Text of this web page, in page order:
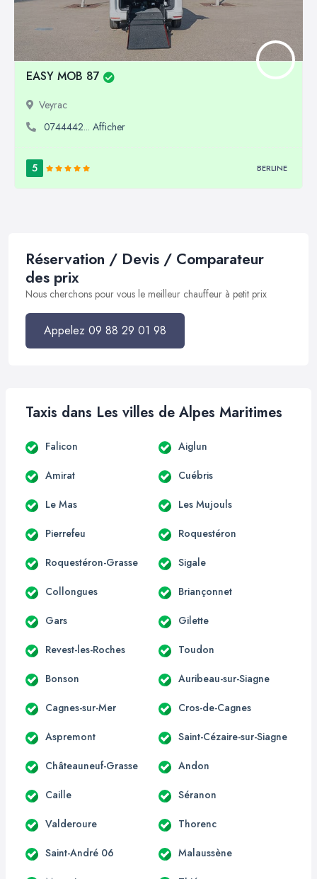
EASY MOB 87
Veyrac
0744442... Afficher
5 BERLINE
Réservation / Devis / Comparateur
des prix
Nous cherchons pour vous le meilleur chauffeur à petit prix
Appelez 09 88 29 01 98
Taxis dans Les villes de Alpes Maritimes
Falicon Aiglun
Amirat Cuébris
Le Mas Les Mujouls
Pierrefeu Roquestéron
Roquestéron-Grasse Sigale
Collongues Briançonnet
Gars Gilette
Revest-les-Roches Toudon
Bonson Auribeau-sur-Siagne
Cagnes-sur-Mer Cros-de-Cagnes
Aspremont Saint-Cézaire-sur-Siagne
Châteauneuf-Grasse Andon
Caille Séranon
Valderoure Thorenc
Saint-André 06 Malaussène